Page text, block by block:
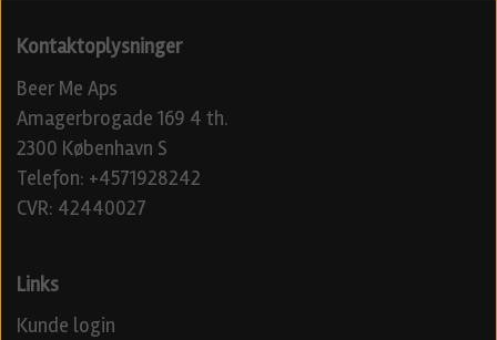
Kontaktoplysninger
Beer Me Aps
Amagerbrogade 169 4 th.
2300 København S
Telefon: +4571928242
CVR: 42440027
Links
Kunde login